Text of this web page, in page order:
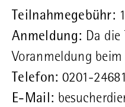
Teilnahmegebühr:
Anmeldung: Da
Voranmeldung
Telefon: 0201-
E-Mail: